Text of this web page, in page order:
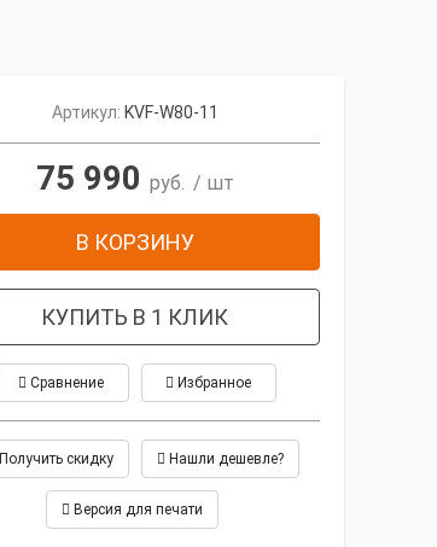
Артикул: KVF-W80-11
75 990 руб. / шт
В КОРЗИНУ
КУПИТЬ В 1 КЛИК
Сравнение Избранное
Получить скидку Нашли дешевле?
Версия для печати